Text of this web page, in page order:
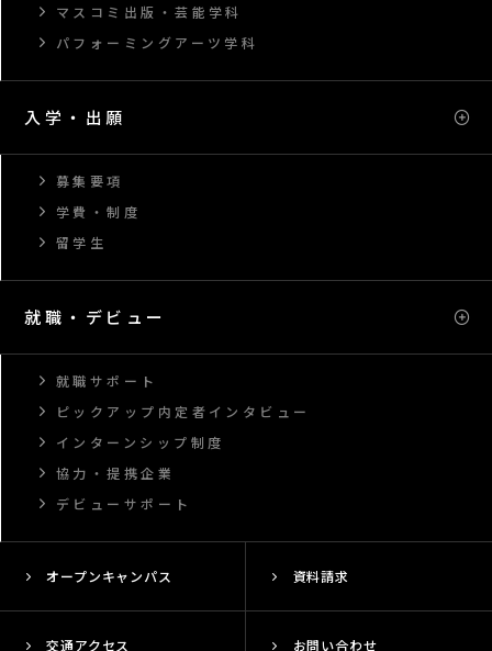
マスコミ出版・芸能学科
パフォーミングアーツ学科
入学・出願
募集要項
学費・制度
留学生
就職・デビュー
就職サポート
ピックアップ内定者インタビュー
インターンシップ制度
協力・提携企業
デビューサポート
オープンキャンパス 資料請求
交通アクセス お問い合わせ